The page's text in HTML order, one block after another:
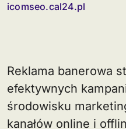
icomseo.cal24.pl
Reklama banerowa stanowi fundament
efektywnych
środowisku
kanałów online i